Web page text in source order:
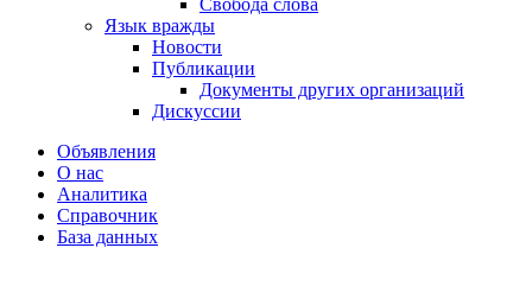
Свобода слова
Язык вражды
Новости
Публикации
Документы других организаций
Дискуссии
Объявления
О нас
Аналитика
Справочник
База данных